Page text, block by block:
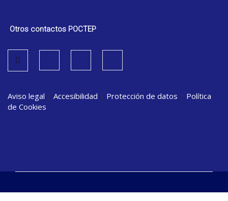
Otros contactos POCTEP
Aviso legal | Accesibilidad | Protección de datos | Política
de Cookies